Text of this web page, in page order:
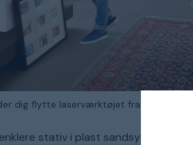
dig flytte laserværktøjet fra gulv til
stativ i plast sandsynligvis